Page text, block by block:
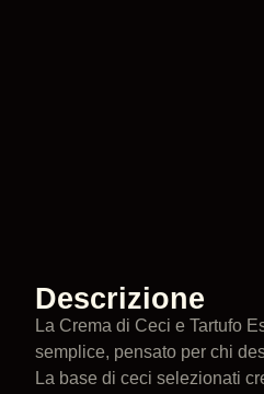
Descrizione
La Crema di Ceci e Tartufo
semplice, pensato per chi
La base di ceci selezionati